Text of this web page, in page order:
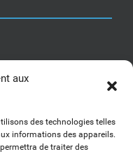
aux
des technologies telles
informations des appareils.
de traiter des